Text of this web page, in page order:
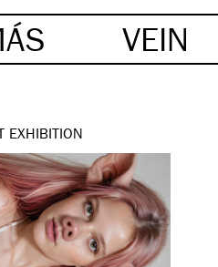
VEIN
EXHIBITION